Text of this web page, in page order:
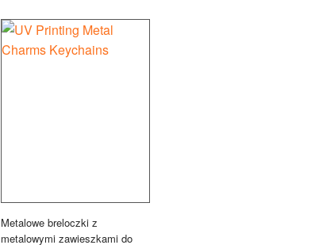
Metalowe breloczki z
metalowymi zawieszkami do